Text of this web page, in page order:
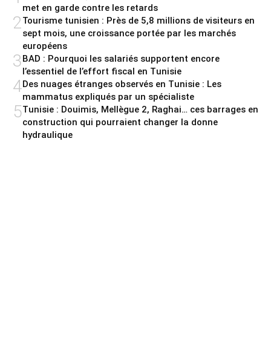
met en garde contre les retards
2 Tourisme tunisien : Près de 5,8 millions de visiteurs en
sept mois, une croissance portée par les marchés
européens
3BAD : Pourquoi les salariés supportent encore
l’essentiel de l’effort fiscal en Tunisie
4Des nuages étranges observés en Tunisie : Les
mammatus expliqués par un spécialiste
5Tunisie : Douimis, Mellègue 2, Raghai… ces barrages en
construction qui pourraient changer la donne
hydraulique